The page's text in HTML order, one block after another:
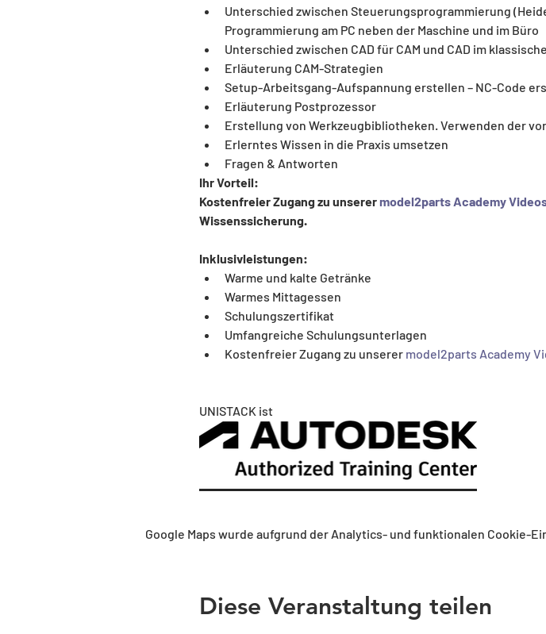
Unterschied zwischen Steuerungsprogrammierung
Programmierung am PC neben der Maschine und im Büro
Unterschied zwischen CAD für CAM und CAD im
Erläuterung CAM-Strategien
Setup-Arbeitsgang-Aufspannung erstellen – NC-Code
Erläuterung Postprozessor
Erstellung von Werkzeugbibliotheken. Verwenden der
Erlerntes Wissen in die Praxis umsetzen
Fragen & Antworten
Ihr Vorteil:
Kostenfreier Zugang zu unserer model2parts Academy
Wissenssicherung.
Inklusivleistungen:
Warme und kalte Getränke
Warmes Mittagessen
Schulungszertifikat
Umfangreiche Schulungsunterlagen
Kostenfreier Zugang zu unserer model2parts Academy
UNISTACK ist
Google Maps wurde aufgrund der Analytics- und funktionalen Cookie-
Diese Veranstaltung teilen